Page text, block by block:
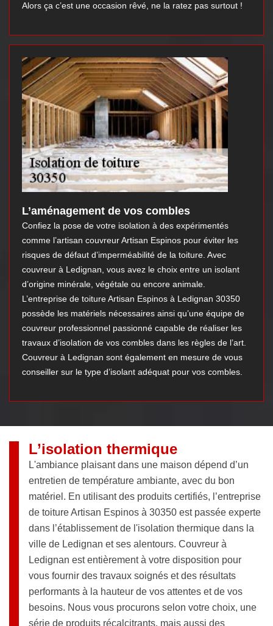
Alors ça c’est une occasion rêvé, ne la ratez pas surtout !
L’aménagement de vos combles
Confiez la pose de votre isolation à des expérimentés
comme l’artisan couvreur Artisan Espinos pour éviter les
risques de défaut d’imperméabilité de la toiture. Avec
couvreur à Ledignan, vous avez le choix entre un isolant
d’origine minérale, végétale ou encore animale.
L’entreprise de toiture Artisan Espinos à Ledignan 30350
possède les matériels nécessaires ainsi qu’une équipe de
couvreur professionnel passionné capable de réaliser les
travaux d’isolation de vos combles dans les règles de l’art.
Couvreur à Ledignan sont également en mesure de vous
conseiller sur le type d’isolant adéquat pour vos combles.
L’isolation thermique
L'ambiance plaisant dans une maison dépend d’un
entretien de température ambiante, avec du bon
matériel. En utilisant des produits certifiés, l’entreprise
de toiture Artisan Espinos à 30350 est passée experte
dans l’établissement de l'isolation thermique dans la
ville de Ledignan et ses alentours. Couvreur à
Ledignan est entièrement à votre disposition pour
vous fournir des travaux soignés et des résultats
performants à la hauteur de vos attentes et de vos
besoins. Nous vous procurons selon votre choix, une
série de produits récalcitrants, mais aussi des